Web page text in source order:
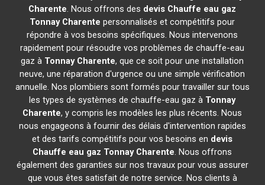
Charente. Nous offrons des devis Chauffe eau gaz
Tonnay Charente personnalisés et compétitifs pour
répondre à vos besoins spécifiques. Nous intervenons
rapidement pour résoudre vos problèmes de chauffe-eau
gaz à Tonnay Charente, que ce soit pour une installation
neuve, une réparation d'urgence ou une simple vérification
annuelle. Nos plombiers sont formés pour travailler sur tous
les types de systèmes de chauffe-eau gaz à Tonnay
Charente, y compris les modèles les plus récents. Nous
nous engageons à fournir des délais d'intervention rapides
et des tarifs compétitifs pour vos besoins en devis
Chauffe eau gaz Tonnay Charente. Nous offrons
également des garanties sur nos travaux pour vous assurer
que vous êtes satisfait de notre service. Nos clients à